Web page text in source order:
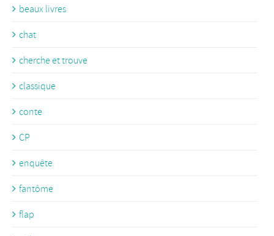
beaux livres
chat
cherche et trouve
classique
conte
CP
enquête
fantôme
flap